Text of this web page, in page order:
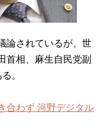
論されているが、世
首相、麻生自民党副
。
合わず 河野デジタル